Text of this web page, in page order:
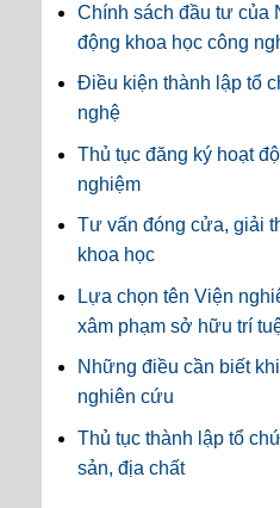
Chính sách đầu tư của
động khoa học công
Điều kiện thành lập tổ
nghệ
Thủ tục đăng ký hoạt
nghiệm
Tư vấn đóng cửa, giải
khoa học
Lựa chọn tên Viện
xâm phạm sở hữu trí
Những điều cần biết
nghiên cứu
Thủ tục thành lập tổ
sản, địa chất